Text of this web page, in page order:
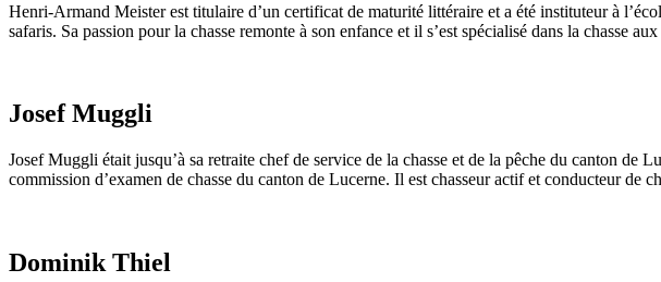
Henri-Armand Meister est titulaire d’un certificat de maturité littéraire et a été instituteur à
safaris. Sa passion pour la chasse remonte à son enfance et il s’est spécialisé dans la chasse
Josef Muggli
Josef Muggli était jusqu’à sa retraite chef de service de la chasse et de la pêche du canton de
commission d’examen de chasse du canton de Lucerne. Il est chasseur actif et conducteur de
Dominik Thiel